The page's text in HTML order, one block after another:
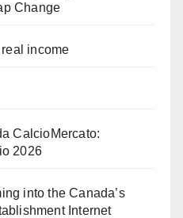
Change
income
CalcioMercato:
2026
into the Canada’s
Internet